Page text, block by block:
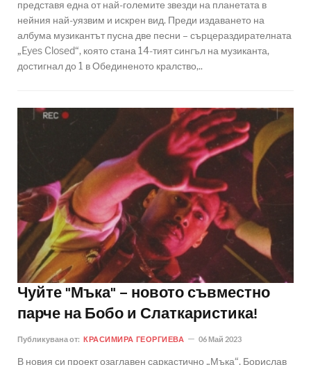
представя една от най-големите звезди на планетата в
нейния най-уязвим и искрен вид. Преди издаването на
албума музикантът пусна две песни – сърцераздирателната
„Eyes Closed“, която стана 14-тият сингъл на музиканта,
достигнал до 1 в Обединеното кралство,..
Чуйте "Мъка" – новото съвместно
парче на Бобо и Слаткаристика!
Публикувана от: КРАСИМИРА ГЕОРГИЕВА 06 Май 2023
В новия си проект озаглавен саркастично „Мъка“, Борислав